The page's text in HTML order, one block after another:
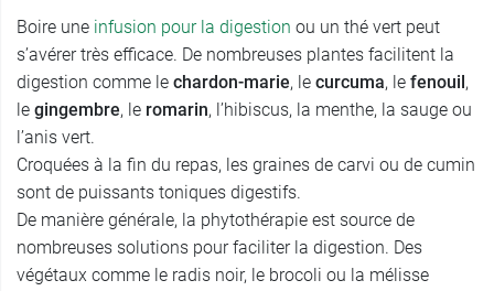
Boire une infusion pour la digestion ou un thé vert peut
s’avérer très efficace. De nombreuses plantes facilitent la
digestion comme le chardon-marie, le curcuma, le fenouil ,
le gingembre, le romarin, l’hibiscus, la menthe, la sauge ou
l’anis vert.
Croquées à la fin du repas, les graines de carvi ou de cumin
sont de puissants toniques digestifs.
De manière générale, la phytothérapie est source de
nombreuses solutions pour faciliter la digestion. Des
végétaux comme le radis noir, le brocoli ou la mélisse